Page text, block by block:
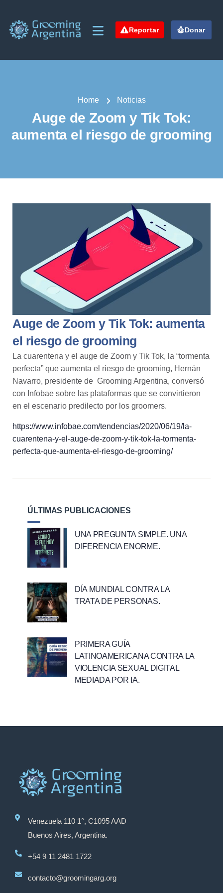
Reportar Donar
Home Noticias
Auge de Zoom y Tik Tok:
aumenta el riesgo de grooming
Auge de Zoom y Tik Tok: aumenta
el riesgo de grooming
La cuarentena y el auge de Zoom y Tik Tok, la “tormenta
perfecta” que aumenta el riesgo de grooming, Hernán
Navarro, presidente de Grooming Argentina, conversó
con Infobae sobre las plataformas que se convirtieron
en el escenario predilecto por los groomers.
https://www.infobae.com/tendencias/2020/06/19/la-
cuarentena-y-el-auge-de-zoom-y-tik-tok-la-tormenta-
perfecta-que-aumenta-el-riesgo-de-grooming/
ÚLTIMAS PUBLICACIONES
UNA PREGUNTA SIMPLE. UNA
DIFERENCIA ENORME.
DÍA MUNDIAL CONTRA LA
TRATA DE PERSONAS.
PRIMERA GUÍA
LATINOAMERICANA CONTRA LA
VIOLENCIA SEXUAL DIGITAL
MEDIADA POR IA.
Venezuela 110 1°, C1095 AAD
Buenos Aires, Argentina.
+54 9 11 2481 1722
contacto@groomingarg.org